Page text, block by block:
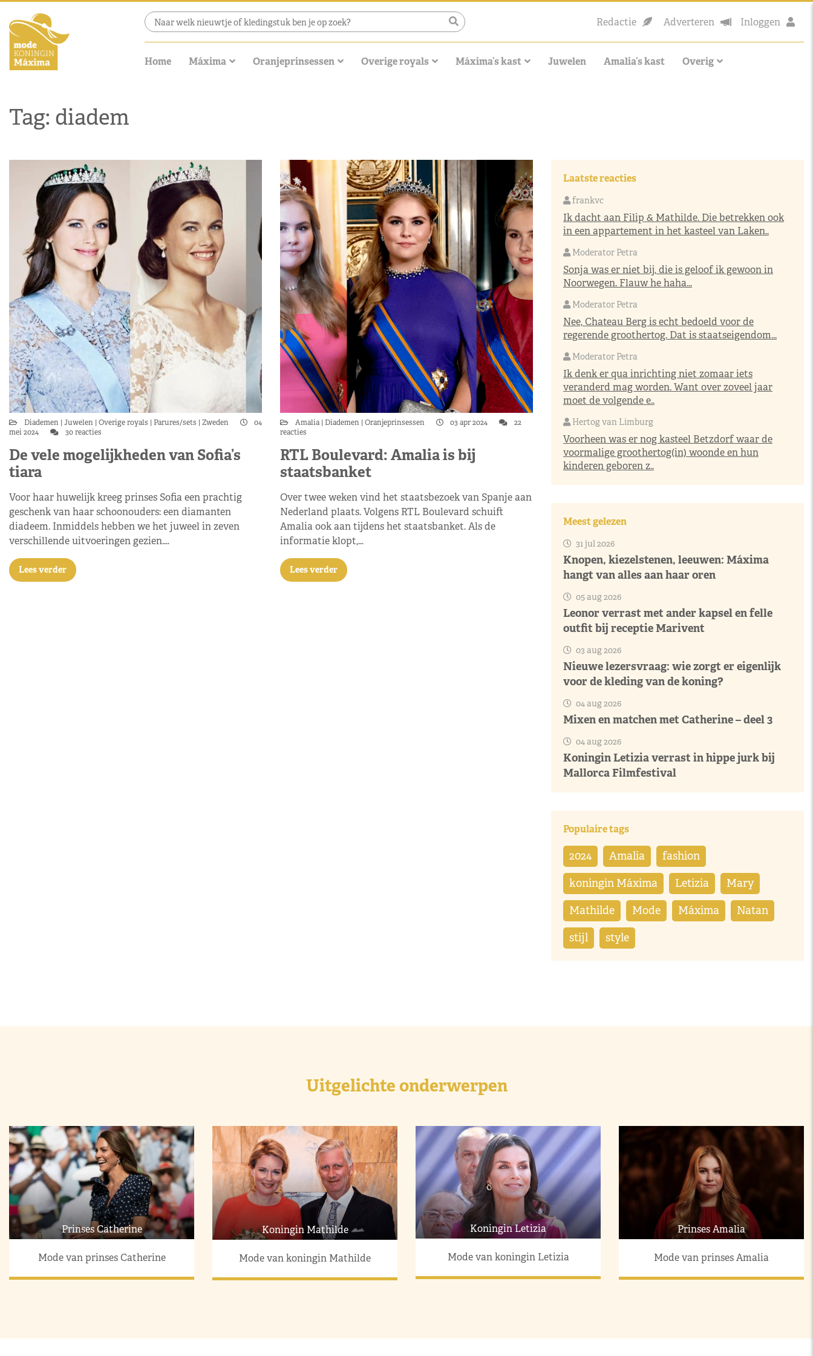
Redactie Adverteren Inloggen
Home Máxima Oranjeprinsessen Overige royals Máxima’s kast Juwelen Amalia’s kast Overig
Tag: diadem
Diademen Juwelen Overige royals Parures/sets Zweden
04
mei 2024
30 reacties
De vele mogelijkheden van Sofia’s
tiara
Voor haar huwelijk kreeg prinses Sofia een prachtig
geschenk van haar schoonouders: een diamanten
diadeem. Inmiddels hebben we het juweel in zeven
verschillende uitvoeringen gezien.…
Lees verder
Amalia Diademen Oranjeprinsessen 03 apr 2024
22
reacties
RTL Boulevard: Amalia is bij
staatsbanket
Over twee weken vind het staatsbezoek van Spanje aan
Nederland plaats. Volgens RTL Boulevard schuift
Amalia ook aan tijdens het staatsbanket. Als de
informatie klopt,…
Lees verder
Laatste reacties
frankvc
Ik dacht aan Filip & Mathilde. Die betrekken ook
in een appartement in het kasteel van Laken..
Moderator Petra
Sonja was er niet bij, die is geloof ik gewoon in
Noorwegen. Flauw he haha...
Moderator Petra
Nee, Chateau Berg is echt bedoeld voor de
regerende groothertog. Dat is staatseigendom...
Moderator Petra
Ik denk er qua inrichting niet zomaar iets
veranderd mag worden. Want over zoveel jaar
moet de volgende e..
Hertog van Limburg
Voorheen was er nog kasteel Betzdorf waar de
voormalige groothertog(in) woonde en hun
kinderen geboren z..
Meest gelezen
31 jul 2026
Knopen, kiezelstenen, leeuwen: Máxima
hangt van alles aan haar oren
05 aug 2026
Leonor verrast met ander kapsel en felle
outfit bij receptie Marivent
03 aug 2026
Nieuwe lezersvraag: wie zorgt er eigenlijk
voor de kleding van de koning?
04 aug 2026
Mixen en matchen met Catherine – deel 3
04 aug 2026
Koningin Letizia verrast in hippe jurk bij
Mallorca Filmfestival
Populaire tags
2024 Amalia fashion
koningin Máxima Letizia Mary
Mathilde Mode Máxima Natan
stijl style
Uitgelichte onderwerpen
Prinses Catherine
Mode van prinses Catherine
Koningin Mathilde
Mode van koningin Mathilde
Koningin Letizia
Mode van koningin Letizia
Prinses Amalia
Mode van prinses Amalia